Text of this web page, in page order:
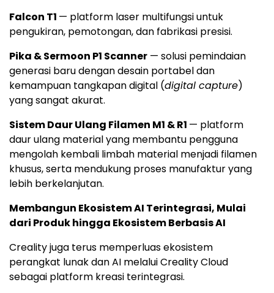
Falcon T1 — platform laser multifungsi untuk
pengukiran, pemotongan, dan fabrikasi presisi.
Pika & Sermoon P1 Scanner — solusi pemindaian
generasi baru dengan desain portabel dan
kemampuan tangkapan digital (digital capture)
yang sangat akurat.
Sistem Daur Ulang Filamen M1 & R1 — platform
daur ulang material yang membantu pengguna
mengolah kembali limbah material menjadi filamen
khusus, serta mendukung proses manufaktur yang
lebih berkelanjutan.
Membangun Ekosistem AI Terintegrasi, Mulai
dari Produk hingga Ekosistem Berbasis AI
Creality juga terus memperluas ekosistem
perangkat lunak dan AI melalui Creality Cloud
sebagai platform kreasi terintegrasi.